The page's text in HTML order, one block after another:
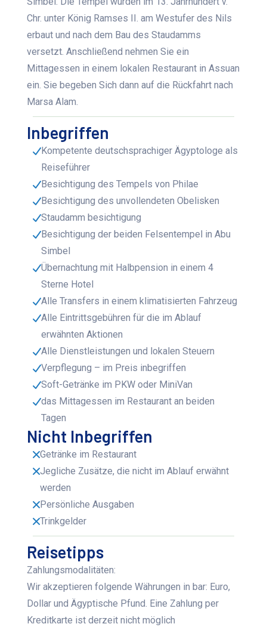
Chr. unter König Ramses II. am Westufer des Nils
erbaut und nach dem Bau des Staudamms
versetzt. Anschließend nehmen Sie ein
Mittagessen in einem lokalen Restaurant in Assuan
ein. Sie begeben Sich dann auf die Rückfahrt nach
Marsa Alam.
Inbegriffen
Kompetente deutschsprachiger Ägyptologe als
Reiseführer
Besichtigung des Tempels von Philae
Besichtigung des unvollendeten Obelisken
Staudamm besichtigung
Besichtigung der beiden Felsentempel in Abu
Simbel
Übernachtung mit Halbpension in einem 4
Sterne Hotel
Alle Transfers in einem klimatisierten Fahrzeug
Alle Eintrittsgebühren für die im Ablauf
erwähnten Aktionen
Alle Dienstleistungen und lokalen Steuern
Verpflegung – im Preis inbegriffen
Soft-Getränke im PKW oder MiniVan
das Mittagessen im Restaurant an beiden
Tagen
Nicht Inbegriffen
Getränke im Restaurant
Jegliche Zusätze, die nicht im Ablauf erwähnt
werden
Persönliche Ausgaben
Trinkgelder
Reisetipps
Zahlungsmodalitäten:
Wir akzeptieren folgende Währungen in bar: Euro,
Dollar und Ägyptische Pfund. Eine Zahlung per
Kreditkarte ist derzeit nicht möglich